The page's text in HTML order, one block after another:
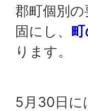
郡町個別
固にし、
ります。
5月30日に